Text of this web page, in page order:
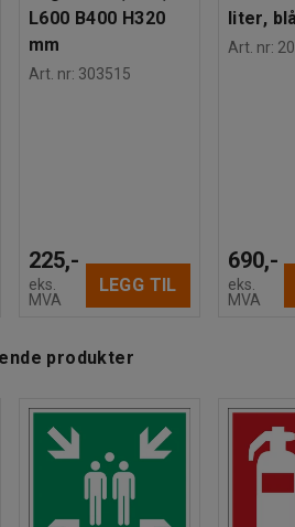
L600 B400 H320
mm
Art. nr: 303515
225,-
eks.
MVA
LEGG TIL
liter,
Art. nr:
690,-
eks.
MVA
produkter